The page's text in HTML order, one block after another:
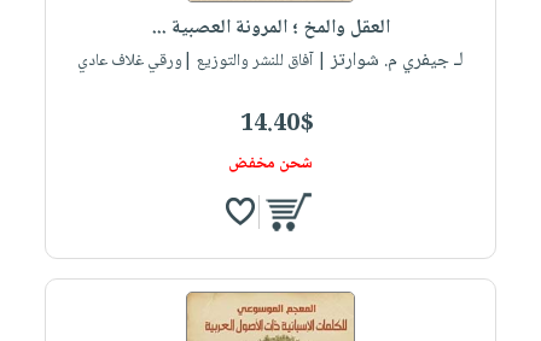
العقل والمخ ؛ المرونة العصبية ...
لـ جيفري م. شوارتز| آفاق للنشر والتوزيع |ورقي غلاف عادي
14.40$
شحن مخفض